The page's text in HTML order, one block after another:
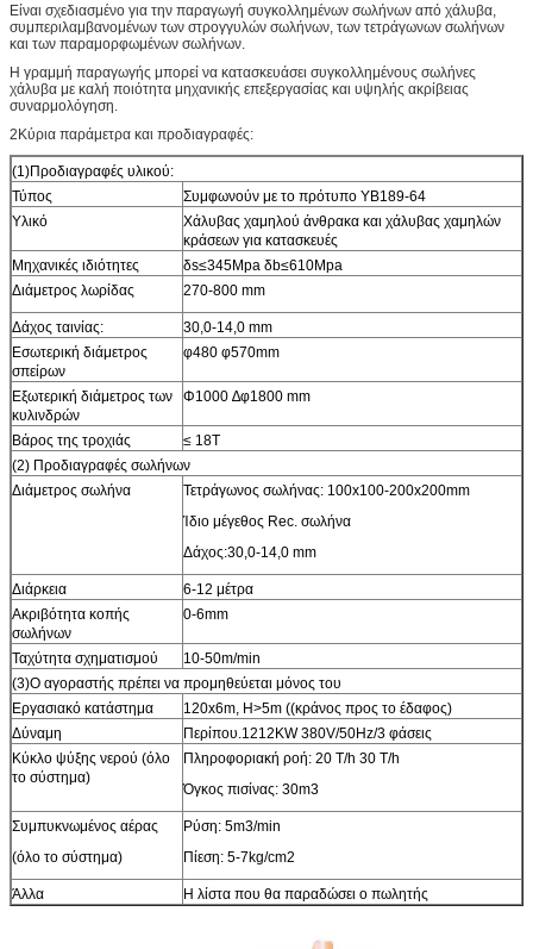
Είναι σχεδιασμένο για την παραγωγή συγκολλημένων σωλήνων από χάλυβα,
συμπεριλαμβανομένων των στρογγυλών σωλήνων, των τετράγωνων σωλήνων
και των παραμορφωμένων σωλήνων.
Η γραμμή παραγωγής μπορεί να κατασκευάσει συγκολλημένους σωλήνες
χάλυβα με καλή ποιότητα μηχανικής επεξεργασίας και υψηλής ακρίβειας
συναρμολόγηση.
2Κύρια παράμετρα και προδιαγραφές:
(1)Προδιαγραφές υλικού:
Τύπος
Συμφωνούν με το πρότυπο YB189-64
Υλικό
Χάλυβας χαμηλού άνθρακα και χάλυβας χαμηλών
κράσεων για κατασκευές
Μηχανικές ιδιότητες
δs≤345Mpa δb≤610Mpa
Διάμετρος λωρίδας
270-800 mm
Δάχος ταινίας:
30,0-14,0 mm
Εσωτερική διάμετρος
σπείρων
φ480 φ570mm
Εξωτερική διάμετρος των
κυλινδρών
Φ1000 ∆φ1800 mm
Βάρος της τροχιάς
≤ 18T
(2) Προδιαγραφές σωλήνων
Διάμετρος σωλήνα
Τετράγωνος σωλήνας: 100x100-200x200mm
Ίδιο μέγεθος Rec. σωλήνα
Δάχος:30,0-14,0 mm
Διάρκεια
6-12 μέτρα
Ακριβότητα κοπής
σωλήνων
0-6mm
Ταχύτητα σχηματισμού
10-50m/min
(3)Ο αγοραστής πρέπει να προμηθεύεται μόνος του
Εργασιακό κατάστημα
120x6m, H>5m ((κράνος προς το έδαφος)
Δύναμη
Περίπου.1212KW 380V/50Hz/3 φάσεις
Κύκλο ψύξης νερού (όλο
το σύστημα)
Πληροφοριακή ροή: 20 T/h 30 T/h
Όγκος πισίνας: 30m3
Συμπυκνωμένος αέρας
(όλο το σύστημα)
Ρύση: 5m3/min
Πίεση: 5-7kg/cm2
Άλλα Η λίστα που θα παραδώσει ο πωλητής